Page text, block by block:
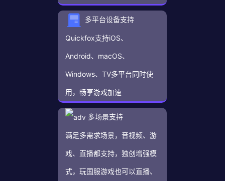
多平台设备支持
Quickfox支持iOS、
Android、macOS、
Windows、TV多平台同时使
用，畅享游戏加速
多场景支持
满足多需求场景，音视频、游
戏、直播都支持，独创增强模
式，玩国服游戏也可以直播、